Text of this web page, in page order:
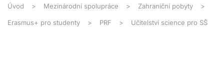
Úvod Mezinárodní spolupráce Zahraniční pobyty
Erasmus+ pro studenty PRF Učitelství science pro SŠ